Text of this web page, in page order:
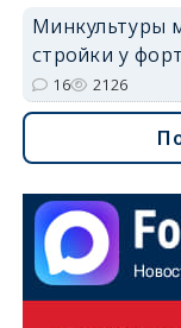
Минкультуры
стройки у
16 2126